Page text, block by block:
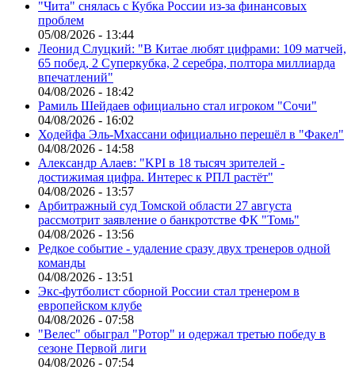
"Чита" снялась с Кубка России из-за финансовых
проблем
05/08/2026 - 13:44
Леонид Слуцкий: "В Китае любят цифрами: 109 матчей,
65 побед, 2 Суперкубка, 2 серебра, полтора миллиарда
впечатлений"
04/08/2026 - 18:42
Рамиль Шейдаев официально стал игроком "Сочи"
04/08/2026 - 16:02
Ходейфа Эль-Мхассани официально перешёл в "Факел"
04/08/2026 - 14:58
Александр Алаев: "KPI в 18 тысяч зрителей -
достижимая цифра. Интерес к РПЛ растёт"
04/08/2026 - 13:57
Арбитражный суд Томской области 27 августа
рассмотрит заявление о банкротстве ФК "Томь"
04/08/2026 - 13:56
Редкое событие - удаление сразу двух тренеров одной
команды
04/08/2026 - 13:51
Экс-футболист сборной России стал тренером в
европейском клубе
04/08/2026 - 07:58
"Велес" обыграл "Ротор" и одержал третью победу в
сезоне Первой лиги
04/08/2026 - 07:54